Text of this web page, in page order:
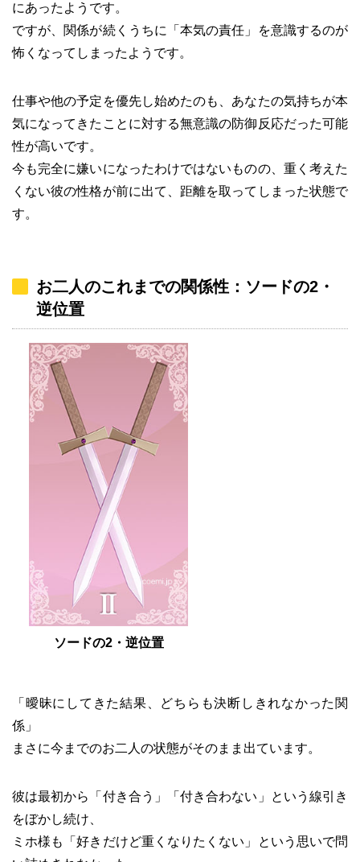
にあったようです。
ですが、関係が続くうちに「本気の責任」を意識するのが
怖くなってしまったようです。
仕事や他の予定を優先し始めたのも、あなたの気持ちが本
気になってきたことに対する無意識の防御反応だった可能
性が高いです。
今も完全に嫌いになったわけではないものの、重く考えた
くない彼の性格が前に出て、距離を取ってしまった状態で
す。
お二人のこれまでの関係性：ソードの2・
逆位置
ソードの2・逆位置
「曖昧にしてきた結果、どちらも決断しきれなかった関
係」
まさに今までのお二人の状態がそのまま出ています。
彼は最初から「付き合う」「付き合わない」という線引き
をぼかし続け、
ミホ様も「好きだけど重くなりたくない」という思いで問